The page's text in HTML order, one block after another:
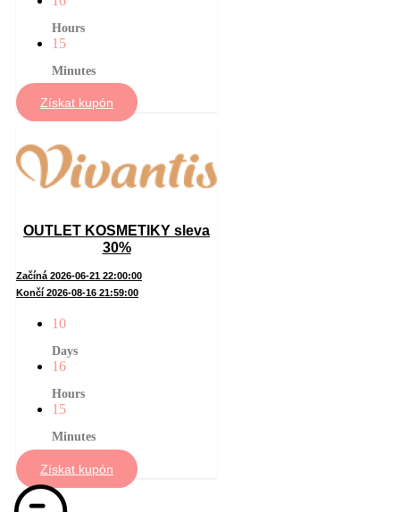
Hours
15
Minutes
Získat kupón
OUTLET KOSMETIKY sleva
30%
Začíná 2026-06-21 22:00:00
Končí 2026-08-16 21:59:00
10
Days
16
Hours
15
Minutes
Získat kupón